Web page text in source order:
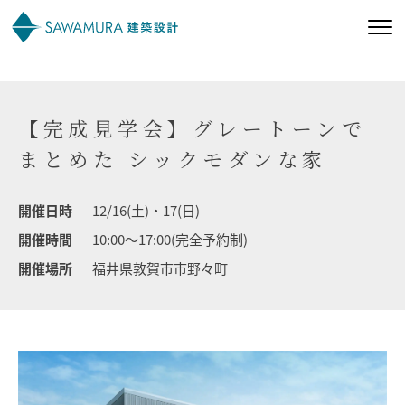
私たちの家づくり
施工事例
オーナー様向け
【完成見学会】グレートーンで
まとめた シックモダンな家
開催日時
12/16(土)・17(日)
開催時間
10:00～17:00(完全予約制)
開催場所
福井県敦賀市市野々町